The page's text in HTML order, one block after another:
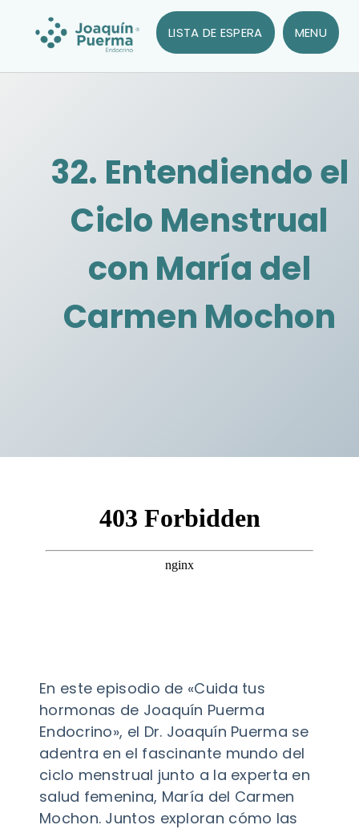
LISTA DE ESPERA MENU
32. Entendiendo el
Ciclo Menstrual
con María del
Carmen Mochon
En este episodio de «Cuida tus
hormonas de Joaquín Puerma
Endocrino», el Dr. Joaquín Puerma se
adentra en el fascinante mundo del
ciclo menstrual junto a la experta en
salud femenina, María del Carmen
Mochon. Juntos exploran cómo las